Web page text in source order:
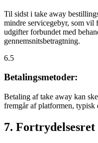
Til sidst i take away
mindre servicegebyr, som
udgifter forbundet med
gennemsnitsbetragtning.
6.5
Betalingsmetoder:
Betaling af take away kan
fremgår af platformen, typisk
7. Fortrydelsesret